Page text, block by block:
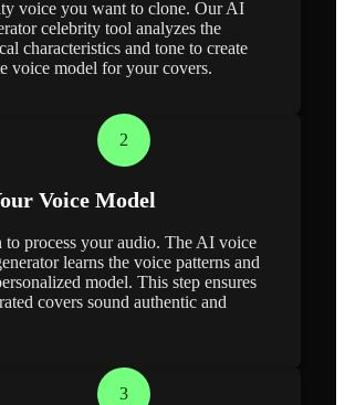
voice you want to clone. Our AI
celebrity tool analyzes the
characteristics and tone to create
voice model for your covers.
2
Voice Model
process your audio. The AI voice
learns the voice patterns and
model. This step ensures
covers sound authentic and
3